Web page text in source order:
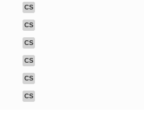
CS
CS
CS
CS
CS
CS